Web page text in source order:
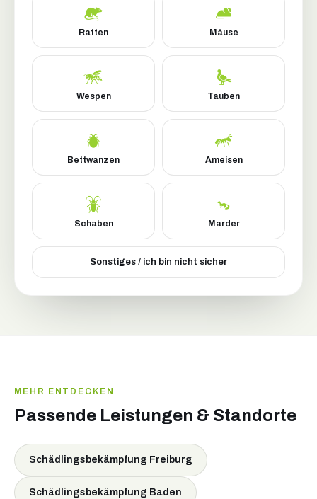
Ratten Mäuse
Wespen Tauben
Bettwanzen Ameisen
Schaben Marder
Sonstiges / ich bin nicht sicher
MEHR ENTDECKEN
Passende Leistungen & Standorte
Schädlingsbekämpfung Freiburg
Schädlingsbekämpfung Baden